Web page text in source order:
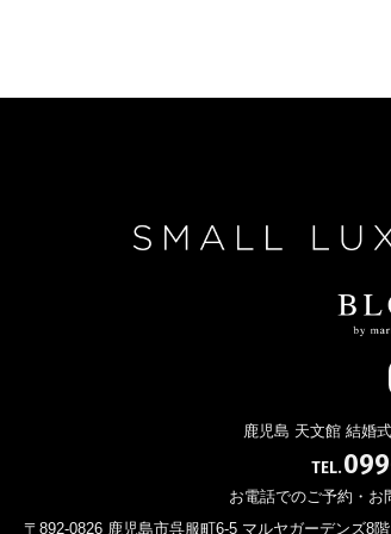
鹿児島 天文館 結婚
TEL.
お電話でのご予約・お
〒892-0826 鹿児島市呉服町6-5 マルヤガーデンズ8